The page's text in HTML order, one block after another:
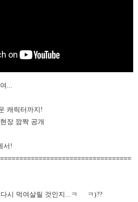
...
캐릭터까지!
장 깜짝 공개
서!
다시 먹여살릴 것인지...ㅋ ㅋ)??